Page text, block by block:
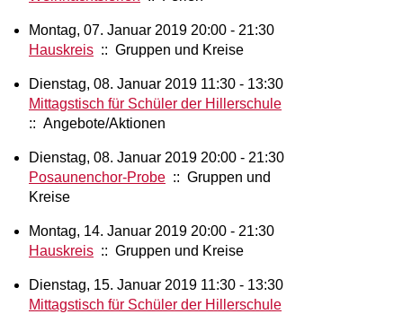
Montag, 07. Januar 2019 20:00 - 21:30
Hauskreis :: Gruppen und Kreise
Dienstag, 08. Januar 2019 11:30 - 13:30
Mittagstisch für Schüler der Hillerschule
:: Angebote/Aktionen
Dienstag, 08. Januar 2019 20:00 - 21:30
Posaunenchor-Probe :: Gruppen und
Kreise
Montag, 14. Januar 2019 20:00 - 21:30
Hauskreis :: Gruppen und Kreise
Dienstag, 15. Januar 2019 11:30 - 13:30
Mittagstisch für Schüler der Hillerschule